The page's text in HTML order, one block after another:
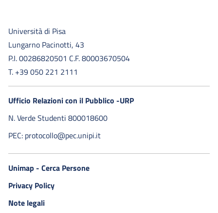
Università di Pisa
Lungarno Pacinotti, 43
P.I. 00286820501 C.F. 80003670504
T. +39 050 221 2111
Ufficio Relazioni con il Pubblico -URP
N. Verde Studenti 800018600​
PEC: protocollo@pec.unipi.it
Unimap - Cerca Persone
Privacy Policy
Note legali